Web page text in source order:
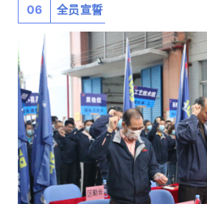
06 全员宣誓